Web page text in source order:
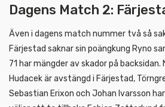
Dagens Match 2:
Även i dagens match nummer två så
Färjestad saknar sin poängkung Ryno
71 har mängder av skador på
Hudacek är avstängd i Färjestad,
Sebastian Erixon och Johan Ivarsson